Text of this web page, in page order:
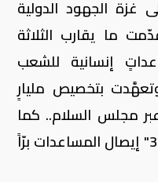
غزة الجهود الدولية
ما يقارب الثلاثة
إنسانية للشعب
بتخصيص مليارٍ
مجلس السلام.. كما
تواصل عملية "الفارس الشهم 3" إيصال المساعدات برّاً